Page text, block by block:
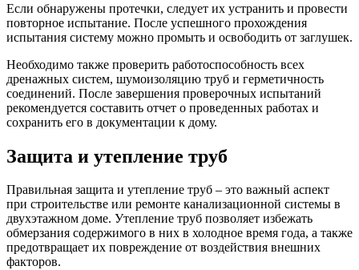
Если обнаружены протечки, следует их устранить и провести
повторное испытание. После успешного прохождения
испытания систему можно промыть и освободить от заглушек.
Необходимо также проверить работоспособность всех
дренажных систем, шумоизоляцию труб и герметичность
соединений. После завершения проверочных испытаний
рекомендуется составить отчет о проведенных работах и
сохранить его в документации к дому.
Защита и утепление труб
Правильная защита и утепление труб – это важный аспект
при строительстве или ремонте канализационной системы в
двухэтажном доме. Утепление труб позволяет избежать
обмерзания содержимого в них в холодное время года, а также
предотвращает их повреждение от воздействия внешних
факторов.